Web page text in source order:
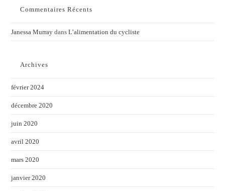
Commentaires Récents
Janessa Murray dansL’alimentation du cycliste
Archives
février 2024
décembre 2020
juin 2020
avril 2020
mars 2020
janvier 2020